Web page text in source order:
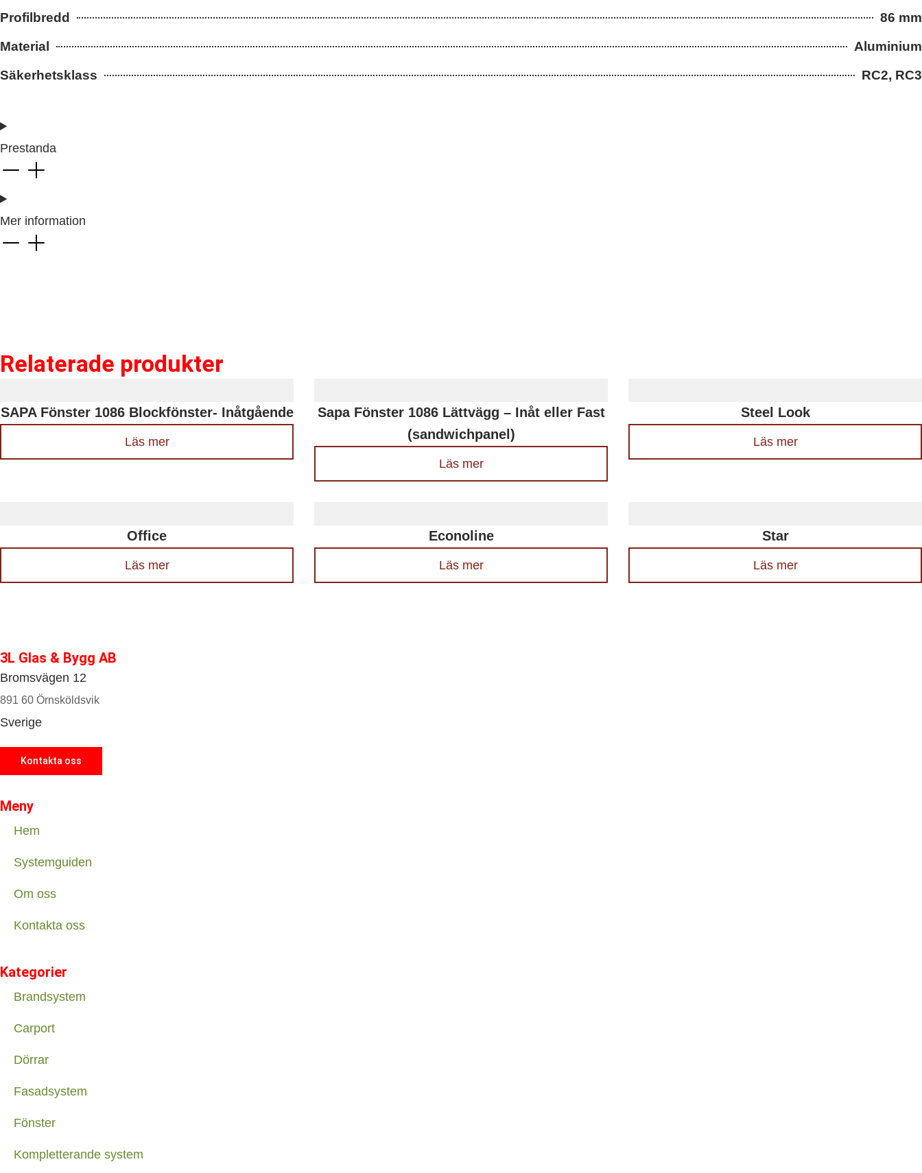
Profilbredd
86 mm
Material
Aluminium
Säkerhetsklass
RC2, RC3
Prestanda
Mer information
Relaterade produkter
SAPA Fönster 1086 Blockfönster- Inåtgående
Läs mer
Sapa Fönster 1086 Lättvägg – Inåt eller Fast
(sandwichpanel)
Läs mer
Steel Look
Läs mer
Office
Läs mer
Econoline
Läs mer
Star
Läs mer
3L Glas & Bygg AB
Bromsvägen 12
891 60 Örnsköldsvik
Sverige
Kontakta oss
Meny
Hem
Systemguiden
Om oss
Kontakta oss
Kategorier
Brandsystem
Carport
Dörrar
Fasadsystem
Fönster
Kompletterande system